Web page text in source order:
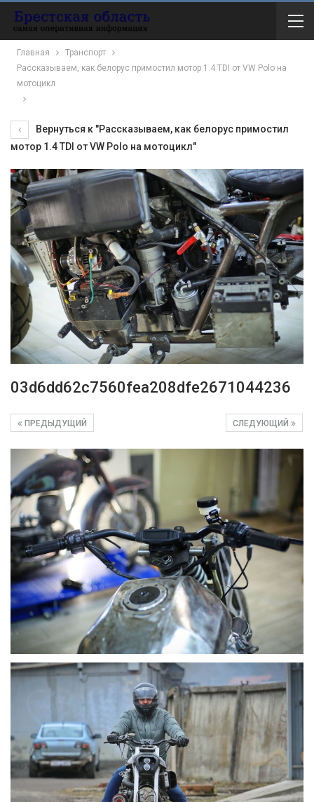
Главная
Транспорт
Рассказываем, как белорус примостил мотор 1.4 TDI от VW Polo на
мотоцикл
Вернуться к "Рассказываем, как белорус примостил
мотор 1.4 TDI от VW Polo на мотоцикл"
03d6dd62c7560fea208dfe2671044236
СЛЕДУЮЩИЙ
ПРЕДЫДУЩИЙ